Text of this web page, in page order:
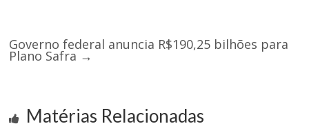
Governo federal anuncia R$190,25 bilhões para
Plano Safra →
Matérias Relacionadas